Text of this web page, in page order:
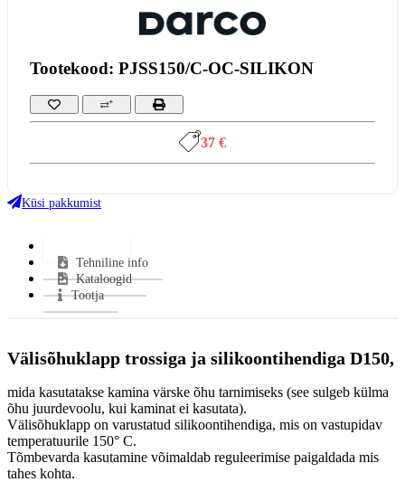
Tootekood: PJSS150/C-OC-SILIKON
37 €
Küsi pakkumist
Tehniline info
Kataloogid
Tootja
Välisõhuklapp trossiga ja silikoontihendiga D150,
mida kasutatakse kamina värske õhu tarnimiseks (see sulgeb külma
õhu juurdevoolu, kui kaminat ei kasutata).
Välisõhuklapp on varustatud silikoontihendiga, mis on vastupidav
temperatuurile 150° C.
Tõmbevarda kasutamine võimaldab reguleerimise paigaldada mis
tahes kohta.